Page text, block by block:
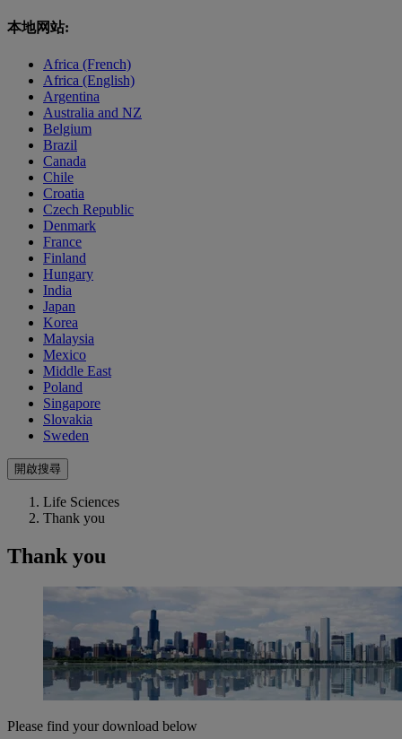
本地网站:
Africa (French)
Africa (English)
Argentina
Australia and NZ
Belgium
Brazil
Canada
Chile
Croatia
Czech Republic
Denmark
France
Finland
Hungary
India
Japan
Korea
Malaysia
Mexico
Middle East
Poland
Singapore
Slovakia
Sweden
開啟搜尋
Life Sciences
Thank you
Thank you
Please find your download below